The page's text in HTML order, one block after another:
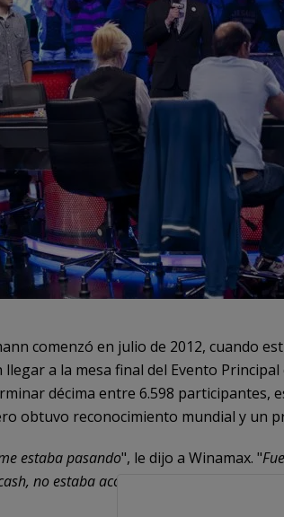
comenzó en julio de 2012, cuando
a la mesa final del Evento Principal
décima entre 6.598 participantes,
obtuvo reconocimiento mundial y un
estaba pasando", le dijo a Winamax. "
no estaba acostumbrada a jugar y a